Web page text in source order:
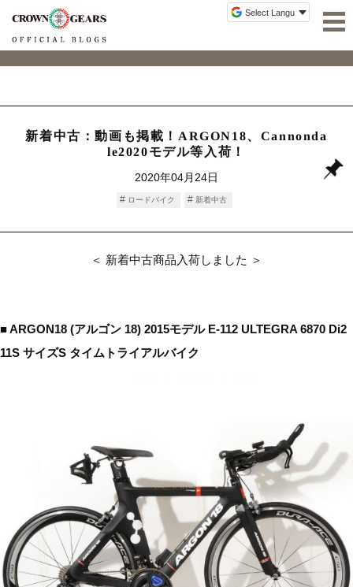
新着中古：動画も掲載！ARGON18、Cannonda
le2020モデル等入荷！
2020年04月24日
ロードバイク 新着中古
＜ 新着中古商品入荷しました ＞
■ ARGON18 (アルゴン 18) 2015モデル E-112 ULTEGRA 6870 Di2
11S サイズS タイムトライアルバイク